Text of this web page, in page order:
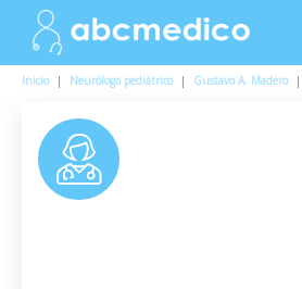
Inicio | Neurólogo pediátrico | Gustavo A. Madero |